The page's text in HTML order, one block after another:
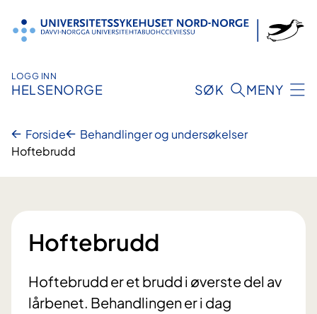
innhold
LOGG INN
HELSENORGE SØK MENY
Forside
Behandlinger og undersøkelser
Hoftebrudd
Hoftebrudd
Hoftebrudd er et brudd i øverste del av
lårbenet. Behandlingen er i dag